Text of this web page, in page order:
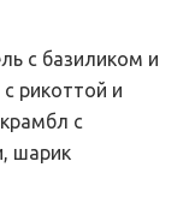
с базиликом и
рикоттой и
с
шарик